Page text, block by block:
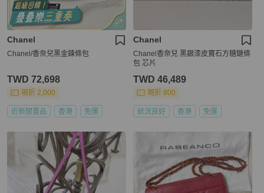
Chanel
Chanel/香奈兒黑金鍊條包
TWD 72,698
現折 2,000
近新閒置品 香港 免運
Chanel
Chanel香奈兒 黑銀漆皮寶石方糖鏈條
包 芯片
TWD 46,489
現折 800
狀況良好 香港 免運